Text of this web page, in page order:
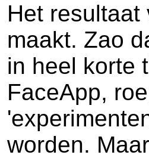
Het
maakt. Zao
in heel korte
FaceApp,
worden.